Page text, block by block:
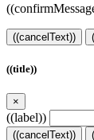
((cancelText))
((title))
×
((label))
((cancelText))